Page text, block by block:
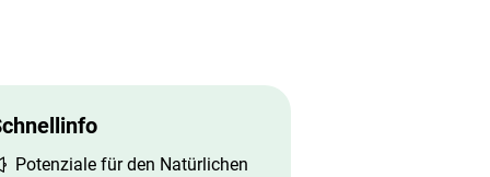
Potenziale für den Natürlichen